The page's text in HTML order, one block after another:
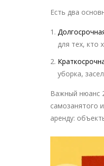
Есть два
для тех, кто
уборка,
Важный нюанс
самозанятого
аренду: